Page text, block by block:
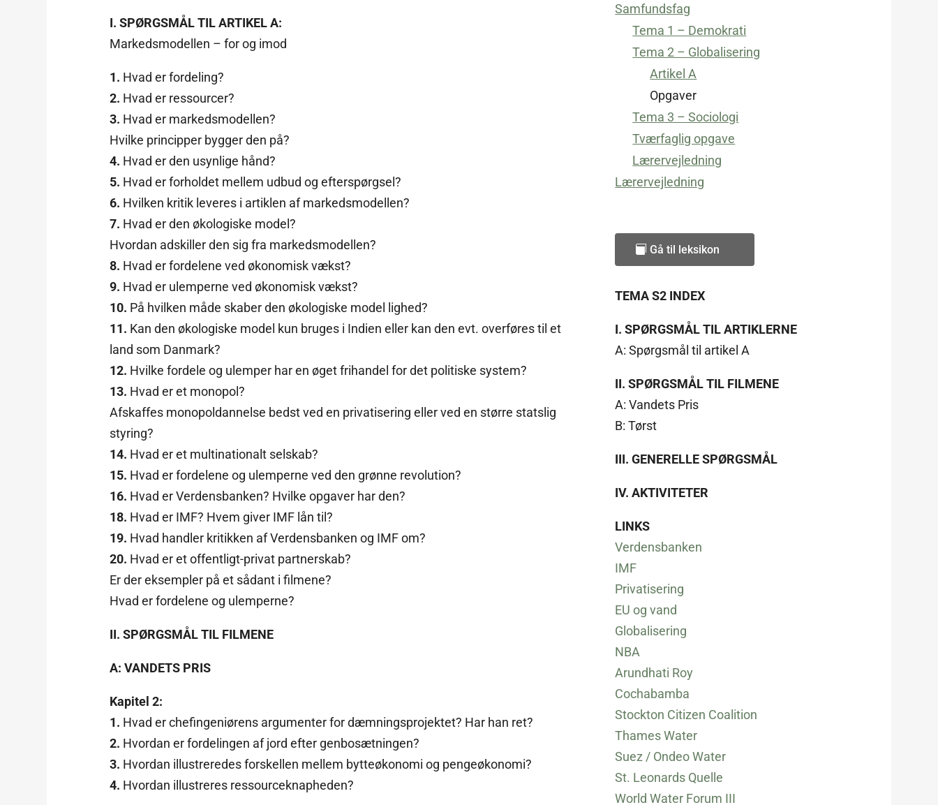
I. SPØRGSMÅL TIL ARTIKEL A:
Markedsmodellen – for og imod
1. Hvad er fordeling?
2. Hvad er ressourcer?
3. Hvad er markedsmodellen?
Hvilke principper bygger den på?
4. Hvad er den usynlige hånd?
5. Hvad er forholdet mellem udbud og efterspørgsel?
6. Hvilken kritik leveres i artiklen af markedsmodellen?
7. Hvad er den økologiske model?
Hvordan adskiller den sig fra markedsmodellen?
8. Hvad er fordelene ved økonomisk vækst?
9. Hvad er ulemperne ved økonomisk vækst?
10. På hvilken måde skaber den økologiske model lighed?
11. Kan den økologiske model kun bruges i Indien eller kan den evt. overføres til et
land som Danmark?
12. Hvilke fordele og ulemper har en øget frihandel for det politiske system?
13. Hvad er et monopol?
Afskaffes monopoldannelse bedst ved en privatisering eller ved en større statslig
styring?
14. Hvad er et multinationalt selskab?
15. Hvad er fordelene og ulemperne ved den grønne revolution?
16. Hvad er Verdensbanken? Hvilke opgaver har den?
18. Hvad er IMF? Hvem giver IMF lån til?
19. Hvad handler kritikken af Verdensbanken og IMF om?
20. Hvad er et offentligt-privat partnerskab?
Er der eksempler på et sådant i filmene?
Hvad er fordelene og ulemperne?
II. SPØRGSMÅL TIL FILMENE
A: VANDETS PRIS
Kapitel 2:
1. Hvad er chefingeniørens argumenter for dæmningsprojektet? Har han ret?
2. Hvordan er fordelingen af jord efter genbosætningen?
3. Hvordan illustreredes forskellen mellem bytteøkonomi og pengeøkonomi?
4. Hvordan illustreres ressourceknapheden?
Samfundsfag
Tema 1 – Demokrati
Tema 2 – Globalisering
Artikel A
Opgaver
Tema 3 – Sociologi
Tværfaglig opgave
Lærervejledning
Lærervejledning
Gå til leksikon
TEMA S2 INDEX
I. SPØRGSMÅL TIL ARTIKLERNE
A: Spørgsmål til artikel A
II. SPØRGSMÅL TIL FILMENE
A: Vandets Pris
B: Tørst
III. GENERELLE SPØRGSMÅL
IV. AKTIVITETER
LINKS
Verdensbanken
IMF
Privatisering
EU og vand
Globalisering
NBA
Arundhati Roy
Cochabamba
Stockton Citizen Coalition
Thames Water
Suez / Ondeo Water
St. Leonards Quelle
World Water Forum III